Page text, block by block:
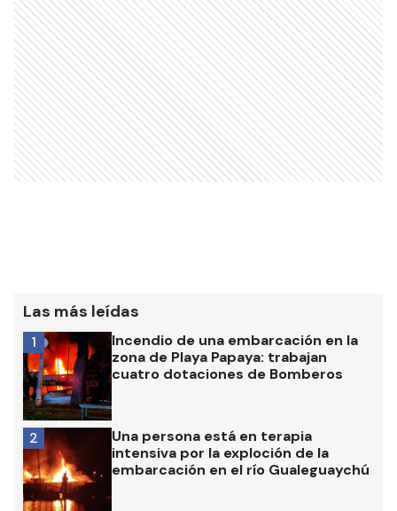
Las más leídas
Incendio de una embarcación en la
zona de Playa Papaya: trabajan
cuatro dotaciones de Bomberos
1
Una persona está en terapia
intensiva por la exploción de la
embarcación en el río Gualeguaychú
2